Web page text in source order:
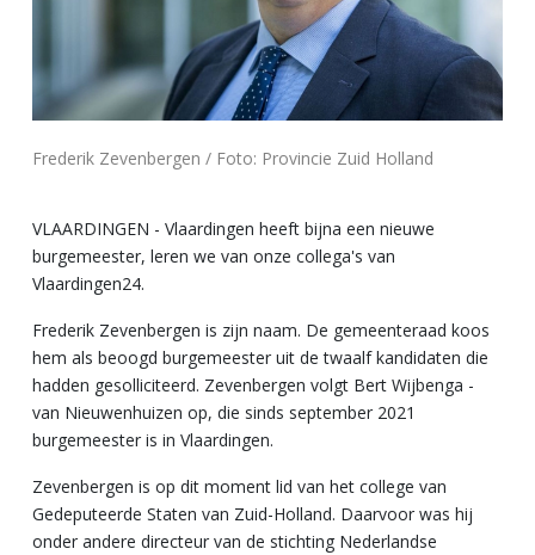
Frederik Zevenbergen / Foto: Provincie Zuid Holland
VLAARDINGEN - Vlaardingen heeft bijna een nieuwe
burgemeester, leren we van onze collega's van
Vlaardingen24.
Frederik Zevenbergen is zijn naam. De gemeenteraad koos
hem als beoogd burgemeester uit de twaalf kandidaten die
hadden gesolliciteerd. Zevenbergen volgt Bert Wijbenga -
van Nieuwenhuizen op, die sinds september 2021
burgemeester is in Vlaardingen.
Zevenbergen is op dit moment lid van het college van
Gedeputeerde Staten van Zuid-Holland. Daarvoor was hij
onder andere directeur van de stichting Nederlandse